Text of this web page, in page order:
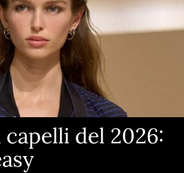
del 2026: